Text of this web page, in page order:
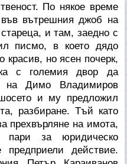
По някое време
вътрешния джоб на
и там, заедно с
писмо, в което дядо
красив, но ясен почерк,
с големия двор да
на Димо Владимиров
и му предложил
разбиране. Тъй като
прехвърляне на имота,
за юридическо
действие.